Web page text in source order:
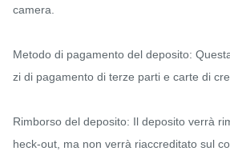
camera.
Metodo di pagamento del deposito:
zi di pagamento di terze parti e carte di
Rimborso del deposito: Il deposito verrà
heck-out, ma non verrà riaccreditato sul